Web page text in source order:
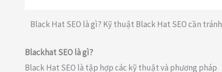
Black Hat SEO là gì? Kỹ thuật Black Hat SEO cần tránh
Blackhat SEO là gì?
Black Hat SEO là tập hợp các kỹ thuật và phương pháp